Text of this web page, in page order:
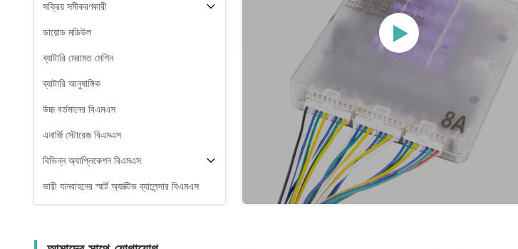
সক্রিয় সমীকরণকারী
ডায়োড মডিউল
ব্যাটারি মেরামত মেশিন
ব্যাটারি আনুষাঙ্গিক
উচ্চ বর্তমানের বিএমএস
এনার্জি স্টোরেজ বিএমএস
বিভিন্ন অ্যাপ্লিকেশন বিএমএস
ভারী যানবাহনের স্মার্ট অ্যাক্টিভ ব্যালেন্সার বিএমএস